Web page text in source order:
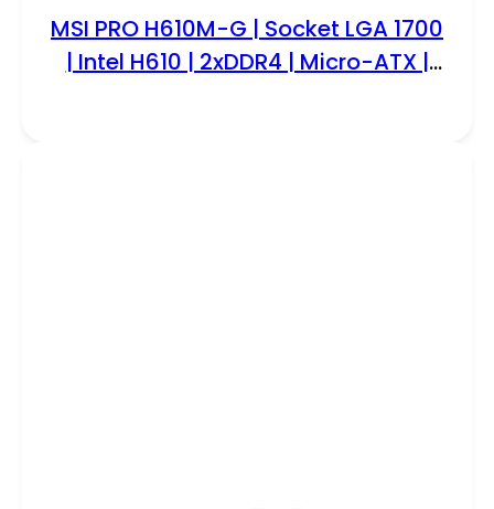
MSI PRO H610M-G | Socket LGA 1700
| Intel H610 | 2xDDR4 | Micro-ATX |